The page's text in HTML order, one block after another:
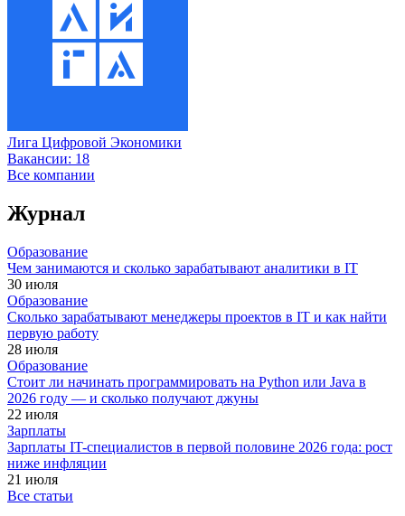
Лига Цифровой Экономики
Вакансии: 18
Все компании
Журнал
Образование
Чем занимаются и сколько зарабатывают аналитики в IT
30 июля
Образование
Сколько зарабатывают менеджеры проектов в IT и как найти
первую работу
28 июля
Образование
Стоит ли начинать программировать на Python или Java в
2026 году — и сколько получают джуны
22 июля
Зарплаты
Зарплаты IT-специалистов в первой половине 2026 года: рост
ниже инфляции
21 июля
Все статьи